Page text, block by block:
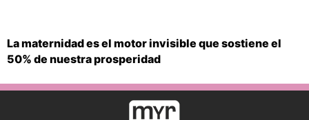
La maternidad es el motor invisible que sostiene el
50% de nuestra prosperidad